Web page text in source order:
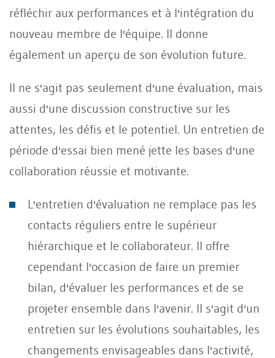
réfléchir aux performances et à l'intégration du
nouveau membre de l'équipe. Il donne
également un aperçu de son évolution future.
Il ne s'agit pas seulement d'une évaluation, mais
aussi d'une discussion constructive sur les
attentes, les défis et le potentiel. Un entretien de
période d'essai bien mené jette les bases d'une
collaboration réussie et motivante.
L'entretien d'évaluation ne remplace pas les
contacts réguliers entre le supérieur
hiérarchique et le collaborateur. Il offre
cependant l'occasion de faire un premier
bilan, d'évaluer les performances et de se
projeter ensemble dans l'avenir. Il s'agit d'un
entretien sur les évolutions souhaitables, les
changements envisageables dans l'activité,